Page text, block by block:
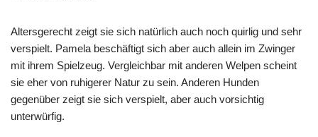
Altersgerecht zeigt sie sich natürlich auch noch quirlig und sehr
verspielt. Pamela beschäftigt sich aber auch allein im Zwinger
mit ihrem Spielzeug. Vergleichbar mit anderen Welpen scheint
sie eher von ruhigerer Natur zu sein. Anderen Hunden
gegenüber zeigt sie sich verspielt, aber auch vorsichtig
unterwürfig.